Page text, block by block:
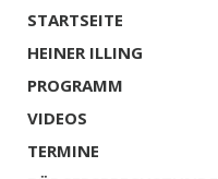
STARTSEITE
HEINER ILLING
PROGRAMM
VIDEOS
TERMINE